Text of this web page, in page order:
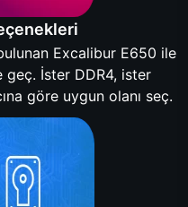
Excalibur E650 ile
geç. İster DDR4, ister
göre uygun olanı seç.